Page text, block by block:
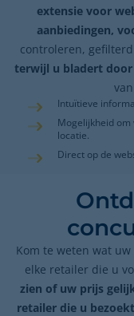
extensie voor
aanbiedingen,
controleren,
terwijl u bladert
Intuïtieve
Mogelijkheid
locatie.
Direct op de
Kom te weten wat
elke retailer die u
zien of uw prijs
retailer die u